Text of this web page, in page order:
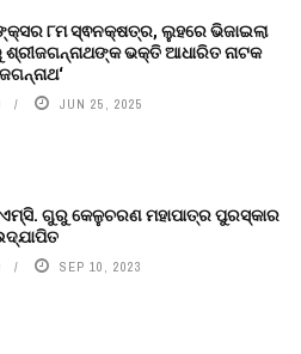
୮ମ ସ୍ଵନକ୍ଷତ୍ର, ଲୁହରେ ଭିଜାଇଲା
ଶ୍ରୀଜଗନ୍ନାଥଙ୍କ ଭକ୍ତି ଆଧାରିତ ନାଟକ
JUN 25, 2025
ଗୁରୁ କେଳୁଚରଣ ମହାପାତ୍ର ପୁରସ୍କାର
SEP 10, 2023